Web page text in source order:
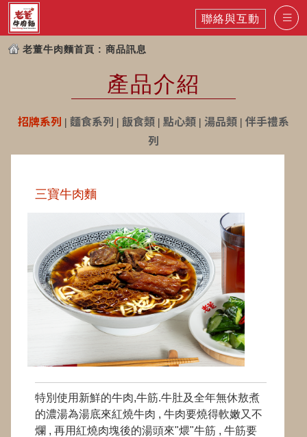
聯絡與互動
老董牛肉麵首頁 : 商品訊息
產品介紹
招牌系列 | 麵食系列 | 飯食類| 點心類| 湯品類| 伴手禮系
列
三寶牛肉麵
特別使用新鮮的牛肉,牛筋.牛肚及全年無休敖煮
的濃湯為湯底來紅燒牛肉 , 牛肉要燒得軟嫩又不
爛 , 再用紅燒肉塊後的湯頭來"煨"牛筋 , 牛筋要